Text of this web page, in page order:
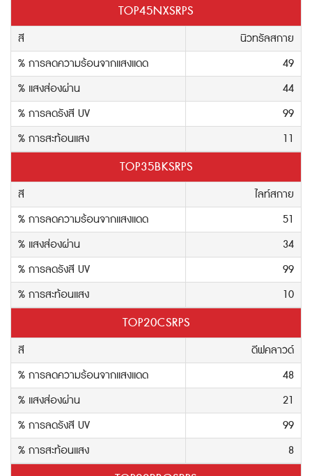
TOP45NXSRPS
สี
นิวทรัลสกาย
% การลดความร้อนจากแสงแดด
49
% แสงส่องผ่าน
44
% การลดรังสี UV
99
% การสะท้อนแสง
11
TOP35BKSRPS
สี
ไลท์สกาย
% การลดความร้อนจากแสงแดด
51
% แสงส่องผ่าน
34
% การลดรังสี UV
99
% การสะท้อนแสง
10
TOP20CSRPS
สี
ดีฟคลาวด์
% การลดความร้อนจากแสงแดด
48
% แสงส่องผ่าน
21
% การลดรังสี UV
99
% การสะท้อนแสง
8